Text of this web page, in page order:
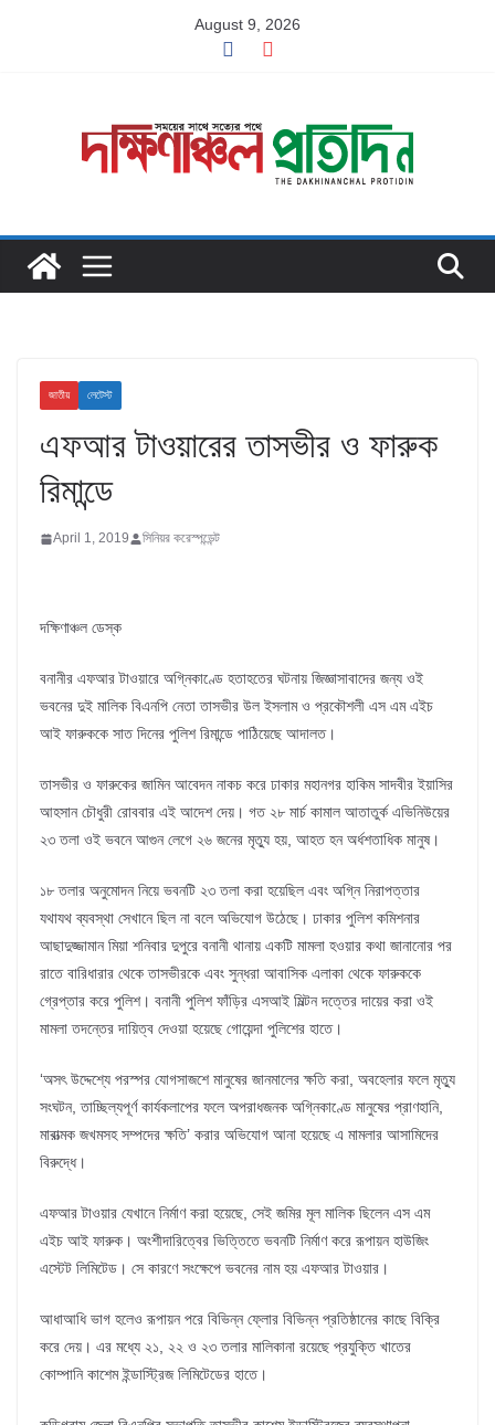
August 9, 2026
জাতীয় লেটেস্ট
এফআর টাওয়ারের তাসভীর ও ফারুক
রিমান্ডে
April 1, 2019 সিনিয়র করেস্পন্ডেন্ট
দক্ষিণাঞ্চল ডেস্ক
বনানীর এফআর টাওয়ারে অগ্নিকাণ্ডে হতাহতের ঘটনায় জিজ্ঞাসাবাদের জন্য ওই
ভবনের দুই মালিক বিএনপি নেতা তাসভীর উল ইসলাম ও প্রকৌশলী এস এম এইচ
আই ফারুককে সাত দিনের পুলিশ রিমান্ডে পাঠিয়েছে আদালত।
তাসভীর ও ফারুকের জামিন আবেদন নাকচ করে ঢাকার মহানগর হাকিম সাদবীর ইয়াসির
আহসান চৌধুরী রোববার এই আদেশ দেয়। গত ২৮ মার্চ কামাল আতাতুর্ক এভিনিউয়ের
২৩ তলা ওই ভবনে আগুন লেগে ২৬ জনের মৃত্যু হয়, আহত হন অর্ধশতাধিক মানুষ।
১৮ তলার অনুমোদন নিয়ে ভবনটি ২৩ তলা করা হয়েছিল এবং অগ্নি নিরাপত্তার
যথাযথ ব্যবস্থা সেখানে ছিল না বলে অভিযোগ উঠেছে। ঢাকার পুলিশ কমিশনার
আছাদুজ্জামান মিয়া শনিবার দুপুরে বনানী থানায় একটি মামলা হওয়ার কথা জানানোর পর
রাতে বারিধারার থেকে তাসভীরকে এবং সুন্ধরা আবাসিক এলাকা থেকে ফারুককে
গ্রেপ্তার করে পুলিশ। বনানী পুলিশ ফাঁড়ির এসআই মিল্টন দত্তের দায়ের করা ওই
মামলা তদন্তের দায়িত্ব দেওয়া হয়েছে গোয়েন্দা পুলিশের হাতে।
‘অসৎ উদ্দেশ্যে পরস্পর যোগসাজশে মানুষের জানমালের ক্ষতি করা, অবহেলার ফলে মৃত্যু
সংঘটন, তাচ্ছিল্যপূর্ণ কার্যকলাপের ফলে অপরাধজনক অগ্নিকাণ্ডে মানুষের প্রাণহানি,
মারাত্মক জখমসহ সম্পদের ক্ষতি’ করার অভিযোগ আনা হয়েছে এ মামলার আসামিদের
বিরুদ্ধে।
এফআর টাওয়ার যেখানে নির্মাণ করা হয়েছে, সেই জমির মূল মালিক ছিলেন এস এম
এইচ আই ফারুক। অংশীদারিত্বের ভিত্তিতে ভবনটি নির্মাণ করে রূপায়ন হাউজিং
এস্টেট লিমিটেড। সে কারণে সংক্ষেপে ভবনের নাম হয় এফআর টাওয়ার।
আধাআধি ভাগ হলেও রূপায়ন পরে বিভিন্ন ফ্লোর বিভিন্ন প্রতিষ্ঠানের কাছে বিক্রি
করে দেয়। এর মধ্যে ২১, ২২ ও ২৩ তলার মালিকানা রয়েছে প্রযুক্তি খাতের
কোম্পানি কাশেম ইন্ডাস্ট্রিজ লিমিটেডের হাতে।